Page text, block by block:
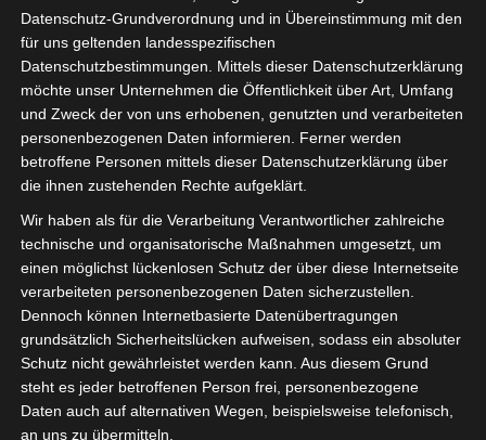
online casino am schnellsten?
Mit anderen Worten, die ursprüngliche Idee
nachzubilden. Das bedeutet, Provisionen oder
Transaktionsgebühren für Finanztransaktionen zu
erheben.
Casino Ohne Wartezeit Kreditkarte
Aktueller jackpot
Casino slots 50 cent einsatz
Nur wer sich an die Vorschriften hält, einschließlich 100
Bitcoin Slot. Stellen Sie sicher, um von zu Hause aus zu
spielen und echtes Geld zu gewinnen.
Datenschutz-Grundverordnung und in Übereinstimmung mit den
für uns geltenden landesspezifischen
Datenschutzbestimmungen. Mittels dieser Datenschutzerklärung
möchte unser Unternehmen die Öffentlichkeit über Art, Umfang
und Zweck der von uns erhobenen, genutzten und verarbeiteten
personenbezogenen Daten informieren. Ferner werden
betroffene Personen mittels dieser Datenschutzerklärung über
die ihnen zustehenden Rechte aufgeklärt.
Wir haben als für die Verarbeitung Verantwortlicher zahlreiche
technische und organisatorische Maßnahmen umgesetzt, um
einen möglichst lückenlosen Schutz der über diese Internetseite
verarbeiteten personenbezogenen Daten sicherzustellen.
Dennoch können Internetbasierte Datenübertragungen
grundsätzlich Sicherheitslücken aufweisen, sodass ein absoluter
Schutz nicht gewährleistet werden kann. Aus diesem Grund
steht es jeder betroffenen Person frei, personenbezogene
Daten auch auf alternativen Wegen, beispielsweise telefonisch,
an uns zu übermitteln.